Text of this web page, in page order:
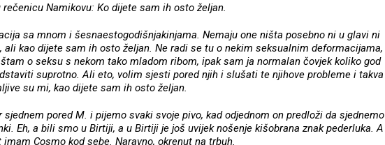
rečenicu Namikovu: Ko dijete sam ih osto željan.
sa mnom i šesnaestogodišnjakinjama. Nemaju one ništa posebno ni u glavi ni
ali kao dijete sam ih osto željan. Ne radi se tu o nekim seksualnim deformacijama,
o seksu s nekom tako mladom ribom, ipak sam ja normalan čovjek koliko god
suprotno. Ali eto, volim sjesti pored njih i slušati te njihove probleme i takva
su mi, kao dijete sam ih osto željan.
sjednem pored M. i pijemo svaki svoje pivo, kad odjednom on predloži da sjednemo
Eh, a bili smo u Birtiji, a u Birtiji je još uvijek nošenje kišobrana znak pederluka. A
imam Cosmo kod sebe. Naravno, okrenut na trbuh.